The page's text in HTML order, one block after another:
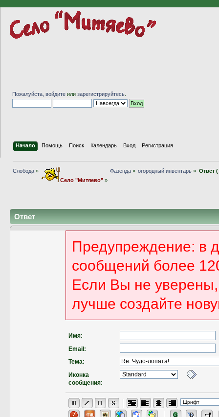
Пожалуйста, войдите или зарегистрируйтесь
Начало Помощь Поиск Календарь Вход Регистрация
Слобода »
Село "Митяево"»
Фазенда» огородный инвентарь » Ответ (
Ответ
Предупреждение: в
сообщений более
Если Вы не уверены,
лучше создайте
Имя:
Email:
Тема:
Иконка
сообщения: